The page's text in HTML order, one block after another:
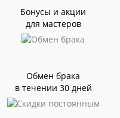
Бонусы и акции
для мастеров
Обмен брака
в течении 30 дней